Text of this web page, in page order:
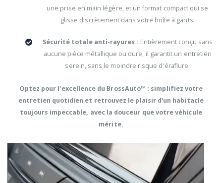
une prise en main légère, et un format compact qui se
glisse discrètement dans votre boîte à gants.
Sécurité totale anti-rayures : Entièrement conçu sans
aucune pièce métallique ou dure, il garantit un entretien
serein, sans le moindre risque d'éraflure.
Optez pour l'excellence du BrossAuto™ : simplifiez votre
entretien quotidien et retrouvez le plaisir d'un habitacle
toujours impeccable, avec la douceur que votre véhicule
mérite.